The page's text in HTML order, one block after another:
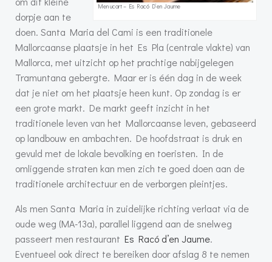
Menucart – Es Racó D’en Jaume
dorpje aan te
doen. Santa Maria del Cami is een traditionele
Mallorcaanse plaatsje in het Es Pla (centrale vlakte) van
Mallorca, met uitzicht op het prachtige nabijgelegen
Tramuntana gebergte. Maar er is één dag in de week
dat je niet om het plaatsje heen kunt. Op zondag is er
een grote markt. De markt geeft inzicht in het
traditionele leven van het Mallorcaanse leven, gebaseerd
op landbouw en ambachten. De hoofdstraat is druk en
gevuld met de lokale bevolking en toeristen. In de
omliggende straten kan men zich te goed doen aan de
traditionele architectuur en de verborgen pleintjes.
Als men Santa Maria in zuidelijke richting verlaat via de
oude weg (MA-13a), parallel liggend aan de snelweg
passeert men restaurant Es Racó d’en Jaume.
Eventueel ook direct te bereiken door afslag 8 te nemen